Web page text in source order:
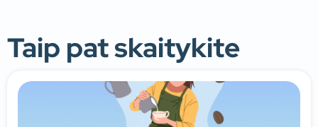
Taip pat skaitykite